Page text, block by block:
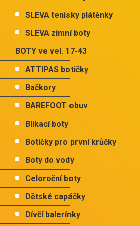
n
l
SLEVA tenisky plátěnky
SLEVA zimní boty
BOTY ve vel. 17-43
ATTIPAS botičky
Bačkory
BAREFOOT obuv
Blikací boty
Botičky pro první krůčky
Boty do vody
Celoroční boty
Dětské capáčky
Dívčí balerínky